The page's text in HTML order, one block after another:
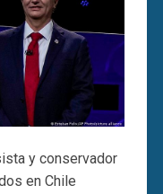
y conservador
en Chile